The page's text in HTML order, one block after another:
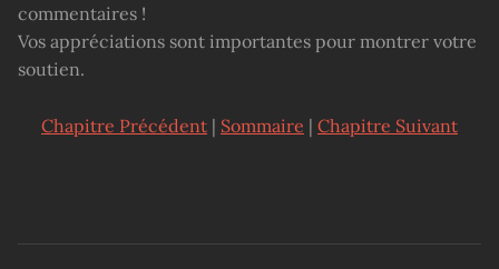
commentaires !
Vos appréciations sont importantes pour montrer votre
soutien.
Chapitre Précédent | Sommaire | Chapitre Suivant